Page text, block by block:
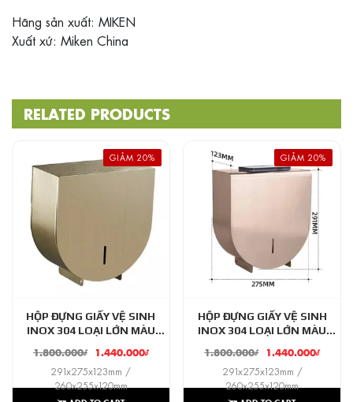
Hãng sản xuất: MIKEN
Xuất xứ: Miken China
RELATED PRODUCTS
GIẢM 20%
HỘP ĐỰNG GIẤY VỆ SINH
INOX 304 LOẠI LỚN MÀU
(VÀNG MỜ)
1.800.000₫ 1.440.000₫
291x275x123mm /
260x255x120mm
GIẢM 20%
HỘP ĐỰNG GIẤY VỆ SINH
INOX 304 LOẠI LỚN MÀU
1.800.000₫ 1.440.000₫
291x275x123mm /
260x255x120mm